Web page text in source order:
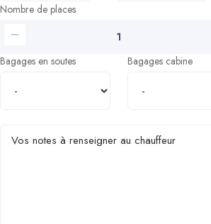
Nombre de places
Bagages en soutes Bagages cabine